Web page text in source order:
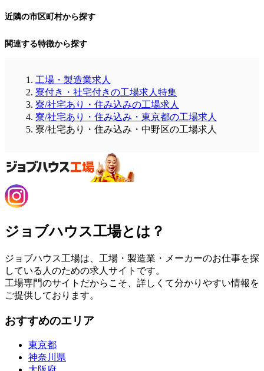
近隣の市区町村から探す
関連する特徴から探す
工場・製造業求人
寮付き・社宅付きの工場求人特集
寮/社宅あり・住み込みの工場求人
寮/社宅あり・住み込み・東京都の工場求人
寮/社宅あり・住み込み・中野区の工場求人
ジョブハウス工場とは？
ジョブハウス工場は、工場・製造業・メーカーのお仕事を探
している人のための求人サイトです。
工場専門のサイトだからこそ、詳しくて分かりやすい情報を
ご提供しております。
おすすめのエリア
東京都
神奈川県